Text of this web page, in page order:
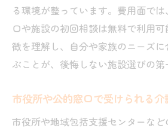
る環境が整っています。費用面で
口や施設の初回相談は無料で利用
徴を理解し、自分や家族のニーズ
ぶことが、後悔しない施設選びの第
市役所や公的窓口で受けられる
市役所や地域包括支援センターな